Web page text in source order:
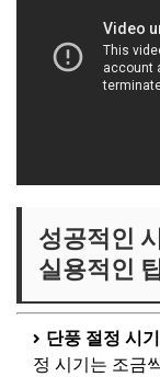
성공적인
실용적인 팁
단풍 절정 시
정 시기는 조금